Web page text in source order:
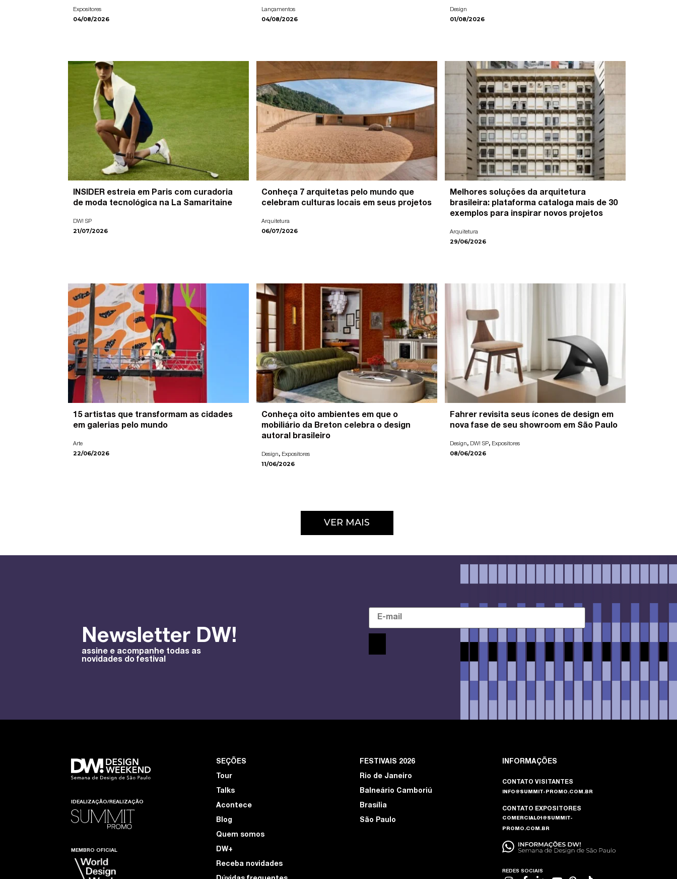
Expositores
04/08/2026
Lançamentos
04/08/2026
Design
01/08/2026
INSIDER estreia em Paris com curadoria
de moda tecnológica na La Samaritaine
DW! SP
21/07/2026
Conheça 7 arquitetas pelo mundo que
celebram culturas locais em seus projetos
Arquitetura
06/07/2026
Melhores soluções da arquitetura
brasileira: plataforma cataloga mais de 30
exemplos para inspirar novos projetos
Arquitetura
29/06/2026
15 artistas que transformam as cidades
em galerias pelo mundo
Arte
22/06/2026
Conheça oito ambientes em que o
mobiliário da Breton celebra o design
autoral brasileiro
Design, Expositores
11/06/2026
Fahrer revisita seus ícones de design em
nova fase de seu showroom em São Paulo
Design, DW! SP, Expositores
08/06/2026
VER MAIS
Newsletter DW!
assine e acompanhe todas as
novidades do festival
IDEALIZAÇÃO/REALIZAÇÃO
MEMBRO OFICIAL
SEÇÕES
Tour
Talks
Acontece
Blog
Quem somos
DW+
Receba novidades
FESTIVAIS 2026
Rio de Janeiro
Balneário Camboriú
Brasília
São Paulo
INFORMAÇÕES
CONTATO VISITANTES
INFO@SUMMIT-PROMO.COM.BR
CONTATO EXPOSITORES
COMERCIAL01@SUMMIT-
PROMO.COM.BR
REDES SOCIAIS